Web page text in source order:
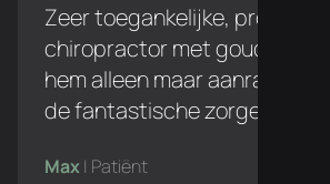
Zeer toegankelijke,
chiropractor met gouden
hem alleen maar aanraden.
de fantastische zorgen,
Max| Patiënt